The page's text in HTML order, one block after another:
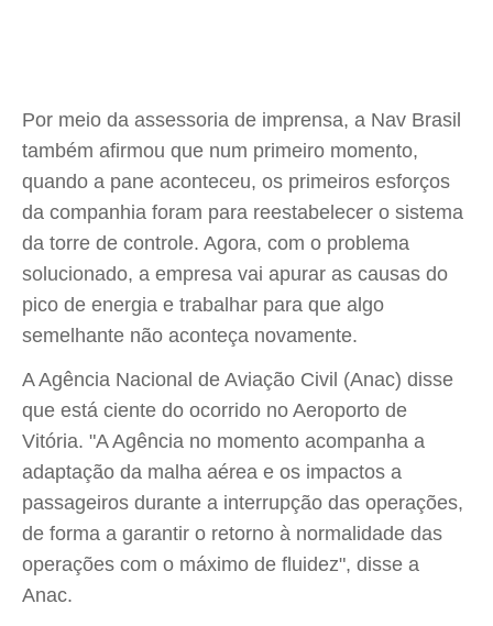
Por meio da assessoria de imprensa, a Nav Brasil
também afirmou que num primeiro momento,
quando a pane aconteceu, os primeiros esforços
da companhia foram para reestabelecer o sistema
da torre de controle. Agora, com o problema
solucionado, a empresa vai apurar as causas do
pico de energia e trabalhar para que algo
semelhante não aconteça novamente.
A Agência Nacional de Aviação Civil (Anac) disse
que está ciente do ocorrido no Aeroporto de
Vitória. "A Agência no momento acompanha a
adaptação da malha aérea e os impactos a
passageiros durante a interrupção das operações,
de forma a garantir o retorno à normalidade das
operações com o máximo de fluidez", disse a
Anac.